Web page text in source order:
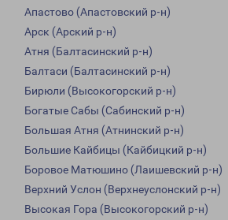
Апастово (Апастовский р-н)
Арск (Арский р-н)
Атня (Балтасинский р-н)
Балтаси (Балтасинский р-н)
Бирюли (Высокогорский р-н)
Богатые Сабы (Сабинский р-н)
Большая Атня (Атнинский р-н)
Большие Кайбицы (Кайбицкий р-н)
Боровое Матюшино (Лаишевский р-н)
Верхний Услон (Верхнеуслонский р-н)
Высокая Гора (Высокогорский р-н)